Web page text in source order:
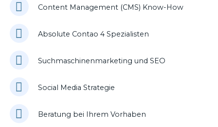
Content Management (CMS) Know-How
Absolute Contao 4 Spezialisten
Suchmaschinenmarketing und SEO
Social Media Strategie
Beratung bei Ihrem Vorhaben